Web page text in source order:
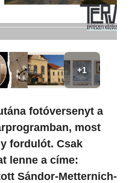
+1
fotóversenyt a
most
fordulót. Csak
lenne a címe:
Sándor-Metternich-